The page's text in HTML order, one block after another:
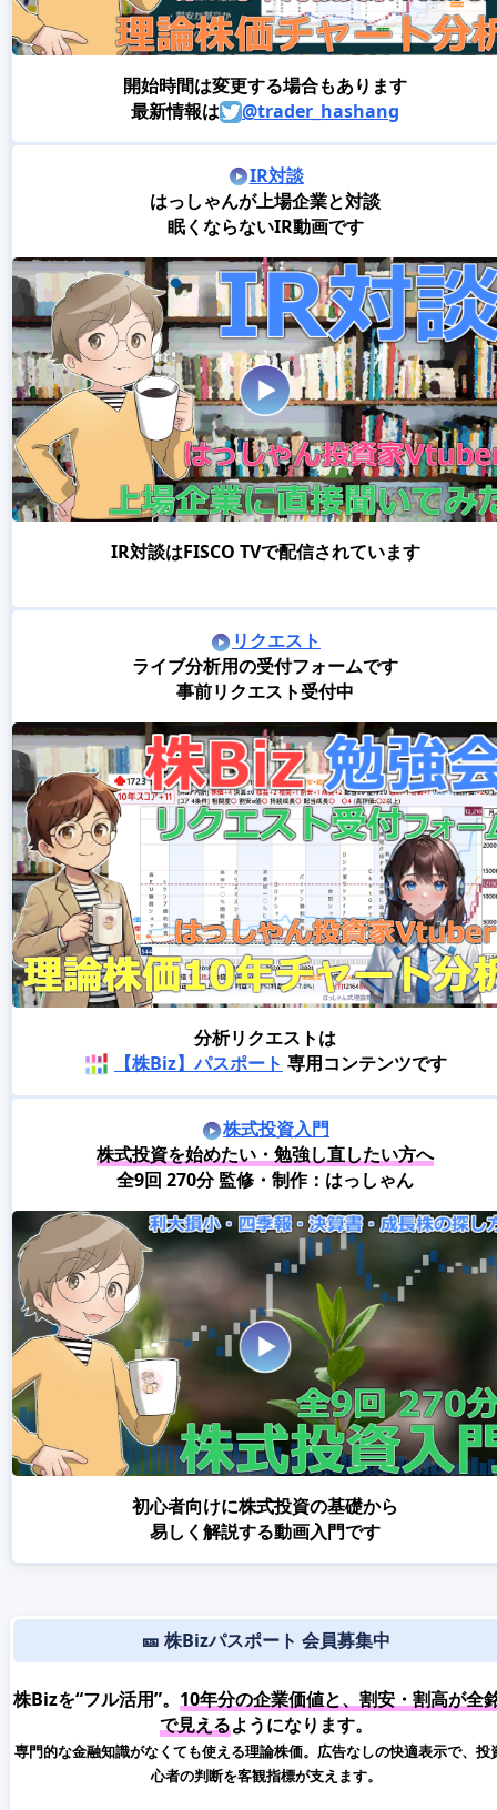
開始時間は変更する場合もあります
最新情報は
@trader_hashang
IR対談
はっしゃんが上場企業と対談
眠くならないIR動画です
IR対談はFISCO TVで配信されています
リクエスト
ライブ分析用の受付フォームです
事前リクエスト受付中
分析リクエストは
【株Biz】パスポート 専用コンテンツです
株式投資入門
株式投資を始めたい・勉強し直したい方へ
全9回 270分 監修・制作：はっしゃん
初心者向けに株式投資の基礎から
易しく解説する動画入門です
🎫 株Bizパスポート 会員募集中
株Bizを“フル活用”。 10年分の企業価値と、割安・割高が全
で見えるようになります。
専門的な金融知識がなくても使える理論株価。広告なしの快適表示で、投
心者の判断を客観指標が支えます。